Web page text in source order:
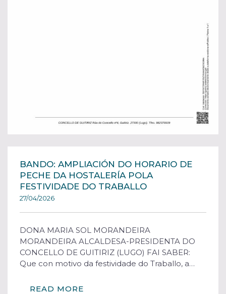
BANDO: AMPLIACIÓN DO HORARIO DE
PECHE DA HOSTALERÍA POLA
FESTIVIDADE DO TRABALLO
27/04/2026
DONA MARIA SOL MORANDEIRA
MORANDEIRA ALCALDESA-PRESIDENTA DO
CONCELLO DE GUITIRIZ (LUGO) FAI SABER:
Que con motivo da festividade do Traballo, a…
READ MORE